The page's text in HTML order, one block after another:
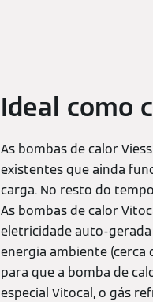
Ideal como
As bombas de calor
existentes que ainda
carga. No resto do
As bombas de calor
eletricidade auto-
energia ambiente (cerca
para que a bomba de
especial Vitocal, o gás